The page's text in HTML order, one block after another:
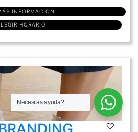
INFORMACIÓN
HORARIO
Necesitas ayuda?